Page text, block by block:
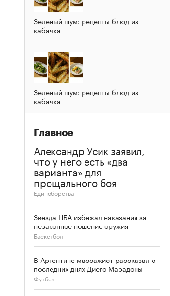
Зеленый шум: рецепты блюд из
кабачка
Зеленый шум: рецепты блюд из
кабачка
Главное
Александр Усик заявил,
что у него есть «два
варианта» для
прощального боя
Единоборства
Звезда НБА избежал наказания за
незаконное ношение оружия
Баскетбол
В Аргентине массажист рассказал о
последних днях Диего Марадоны
Футбол